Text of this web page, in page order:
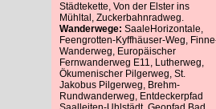
Städtekette, Von der Elster ins
Mühltal, Zuckerbahnradweg.
Wanderwege: SaaleHorizontale,
Feengrotten-Kyffhäuser-Weg,
Wanderweg, Europäischer
Fernwanderweg E11, Lutherweg,
Ökumenischer Pilgerweg, St.
Jakobus Pilgerweg, Brehm-
Rundwanderweg, Entdeckerpfad